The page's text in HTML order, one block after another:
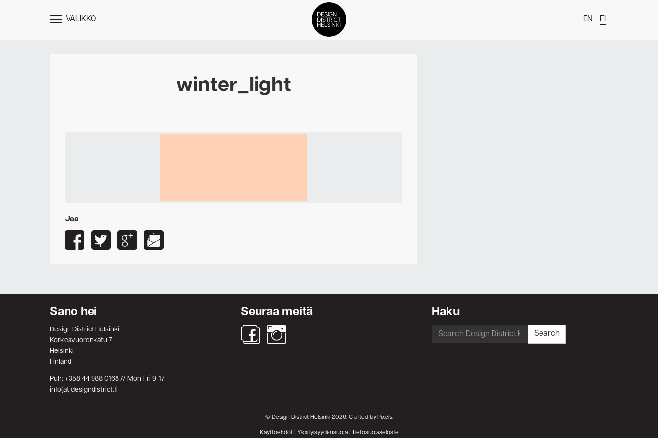
NÄYTÄVALIKKO EN FI
Uutiset
winter_light
Jaa
Sano hei
Design District Helsinki
Korkeavuorenkatu 7
Helsinki
Finland
Puh: +358 44 988 0168 // Mon-Fri 9-17
info(at)designdistrict.fi
Seuraa meitä Haku
Search
Search
© Design District Helsinki 2026. Crafted byPixels.
Käyttöehdot| Yksityisyydensuoja| Tietosuojaseloste